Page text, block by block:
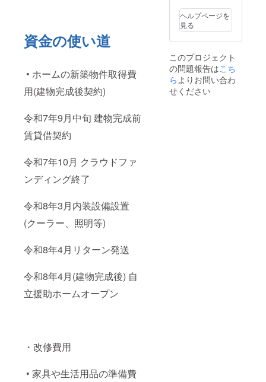
資金の使い道
• ホームの新築物件取得費
用(建物完成後契約)
令和7年9月中旬 建物完成前
賃貸借契約
令和7年10月 クラウドファ
ンディング終了
令和8年3月内装設備設置
(クーラー、照明等)
令和8年4月リターン発送
令和8年4月(建物完成後) 自
立援助ホームオープン
・改修費用
• 家具や生活用品の準備費
ヘルプページを
見る
このプロジェクト
の問題報告はこち
らよりお問い合わ
せください